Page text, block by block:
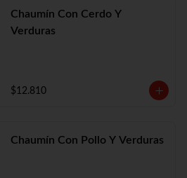
Chaumín Con Cerdo Y
Verduras
$12.810
Chaumín Con Pollo Y Verduras